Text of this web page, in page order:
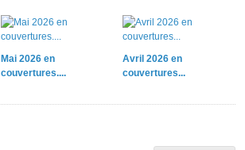
Mai 2026 en
couvertures....
Avril 2026 en
couvertures...